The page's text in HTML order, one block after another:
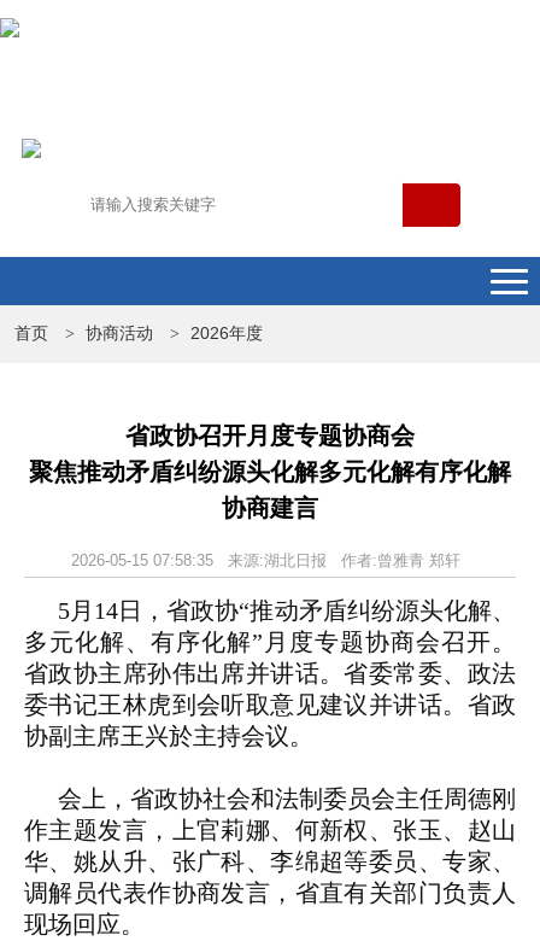
首页 > 协商活动 > 2026年度
省政协召开月度专题协商会
聚焦推动矛盾纠纷源头化解多元化解有序化解
协商建言
2026-05-15 07:58:35 来源:湖北日报 作者:曾雅青 郑轩
5月14日，省政协“推动矛盾纠纷源头化解、
多元化解、有序化解”月度专题协商会召开。
省政协主席孙伟出席并讲话。省委常委、政法
委书记王林虎到会听取意见建议并讲话。省政
协副主席王兴於主持会议。
会上，省政协社会和法制委员会主任周德刚
作主题发言，上官莉娜、何新权、张玉、赵山
华、姚从升、张广科、李绵超等委员、专家、
调解员代表作协商发言，省直有关部门负责人
现场回应。